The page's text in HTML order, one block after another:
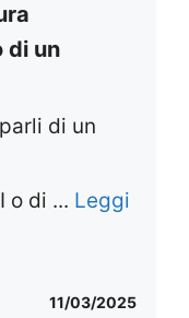
di un
di un
o di ... Leggi
11/03/2025